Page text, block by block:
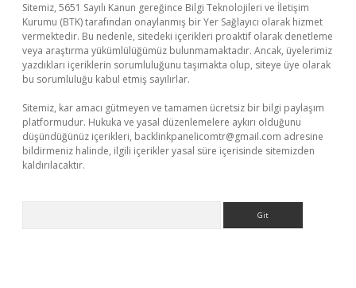
Sitemiz, 5651 Sayılı Kanun gereğince Bilgi Teknolojileri ve İletişim
Kurumu (BTK) tarafından onaylanmış bir Yer Sağlayıcı olarak hizmet
vermektedir. Bu nedenle, sitedeki içerikleri proaktif olarak denetleme
veya araştırma yükümlülüğümüz bulunmamaktadır. Ancak, üyelerimiz
yazdıkları içeriklerin sorumluluğunu taşımakta olup, siteye üye olarak
bu sorumluluğu kabul etmiş sayılırlar.
Sitemiz, kar amacı gütmeyen ve tamamen ücretsiz bir bilgi paylaşım
platformudur. Hukuka ve yasal düzenlemelere aykırı olduğunu
düşündüğünüz içerikleri, backlinkpanelicomtr@gmail.com adresine
bildirmeniz halinde, ilgili içerikler yasal süre içerisinde sitemizden
kaldırılacaktır.